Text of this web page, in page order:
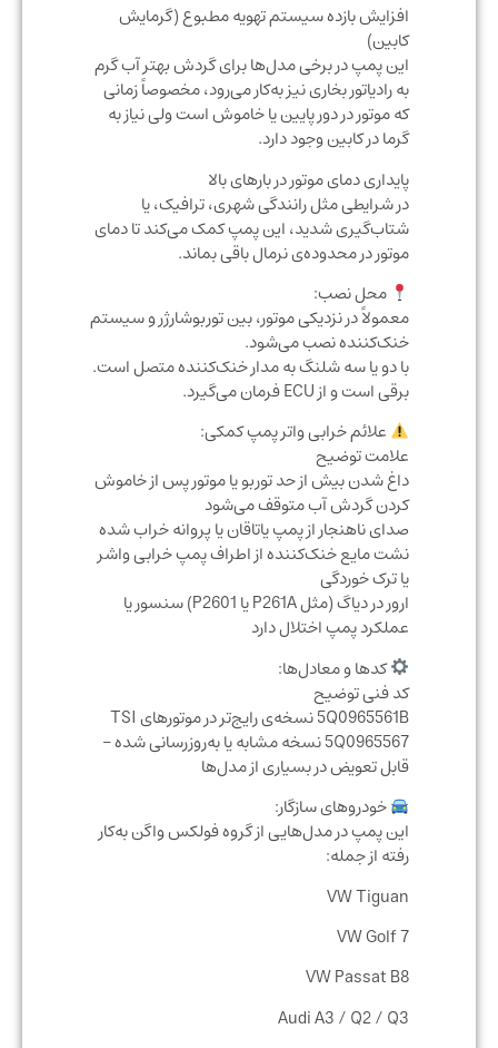
افزایش بازده سیستم تهویه مطبوع (گرمایش
کابین)
این پمپ در برخی مدل‌ها برای گردش بهتر آب گرم
به رادیاتور بخاری نیز به‌کار می‌رود، مخصوصاً زمانی
که موتور در دور پایین یا خاموش است ولی نیاز به
گرما در کابین وجود دارد.
پایداری دمای موتور در بارهای بالا
در شرایطی مثل رانندگی شهری، ترافیک، یا
شتاب‌گیری شدید، این پمپ کمک می‌کند تا دمای
موتور در محدوده‌ی نرمال باقی بماند.
محل نصب:
معمولاً در نزدیکی موتور، بین توربوشارژر و سیستم
خنک‌کننده نصب می‌شود.
با دو یا سه شلنگ به مدار خنک‌کننده متصل است.
برقی است و از ECU فرمان می‌گیرد.
علائم خرابی واتر پمپ کمکی:
علامت توضیح
داغ شدن بیش از حد توربو یا موتور پس از خاموش
کردن گردش آب متوقف می‌شود
صدای ناهنجار از پمپ یاتاقان یا پروانه خراب شده
نشت مایع خنک‌کننده از اطراف پمپ خرابی واشر
یا ترک خوردگی
ارور در دیاگ (مثل P261A یا P2601) سنسور یا
عملکرد پمپ اختلال دارد
کدها و معادل‌ها:
کد فنی توضیح
5Q0965561B نسخه‌ی رایج‌تر در موتورهای TSI
5Q0965567 نسخه مشابه یا به‌روزرسانی شده –
قابل تعویض در بسیاری از مدل‌ها
خودروهای سازگار:
این پمپ در مدل‌هایی از گروه فولکس واگن به‌کار
رفته از جمله:
VW Tiguan
VW Golf 7
VW Passat B8
Audi A3 / Q2 / Q3